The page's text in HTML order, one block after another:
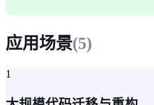
应用场景(5)
1